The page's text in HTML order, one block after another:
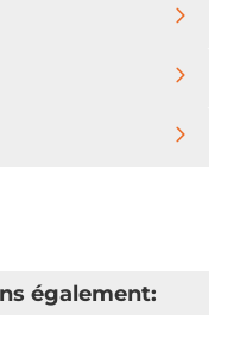
également: